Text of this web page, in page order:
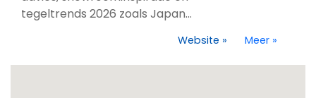
tegeltrends 2026 zoals Japan...
Website » Meer »